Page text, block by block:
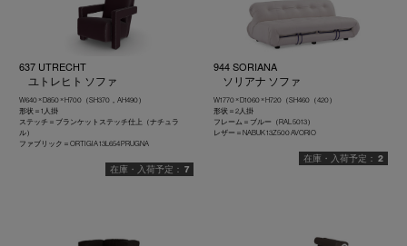
637 UTRECHT
ユトレヒト ソファ
W640 × D850 × H700（SH370，AH490）
形状＝1人掛
ステッチ＝ブランケットステッチ仕上（ナチュラ
ル）
ファブリック＝ORTIGIA 13L654 PRUGNA
7
944 SORIANA
ソリアナ ソファ
W1770 × D1060 × H720（SH460（420）
形状＝2人掛
フレーム＝ブルー（RAL 5013）
レザー＝NABUK 13Z500 AVORIO
2